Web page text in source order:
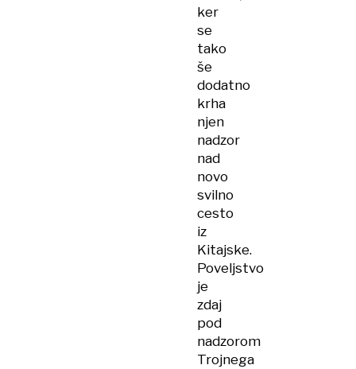
ker
se
tako
še
dodatno
krha
njen
nadzor
nad
novo
svilno
cesto
iz
Kitajske.
Poveljstvo
je
zdaj
pod
nadzorom
Trojnega